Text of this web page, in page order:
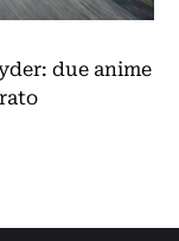
due anime